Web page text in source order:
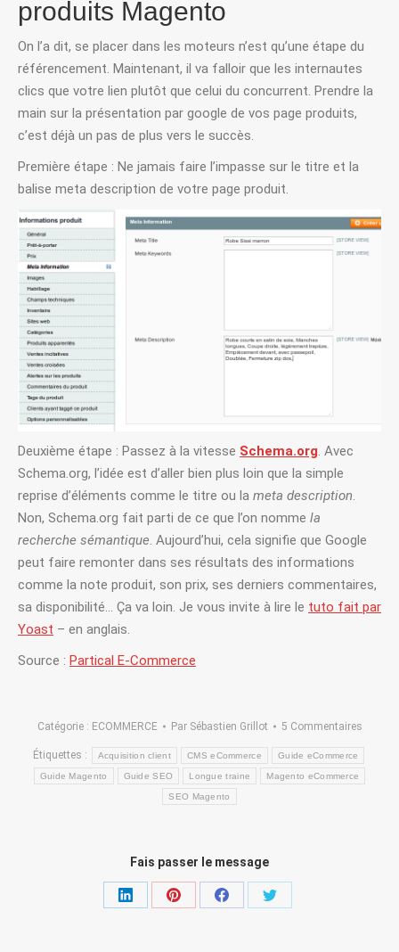
produits Magento
On l’a dit, se placer dans les moteurs n’est qu’une étape du
référencement. Maintenant, il va falloir que les internautes
clics que votre lien plutôt que celui du concurrent. Prendre la
main sur la présentation par google de vos page produits,
c’est déjà un pas de plus vers le succès.
Première étape : Ne jamais faire l’impasse sur le titre et la
balise meta description de votre page produit.
Deuxième étape : Passez à la vitesse Schema.org. Avec
Schema.org, l’idée est d’aller bien plus loin que la simple
reprise d’éléments comme le titre ou la meta description.
Non, Schema.org fait parti de ce que l’on nomme la
recherche sémantique. Aujourd’hui, cela signifie que Google
peut faire remonter dans ses résultats des informations
comme la note produit, son prix, ses derniers commentaires,
sa disponibilité… Ça va loin. Je vous invite à lire le tuto fait par
Yoast – en anglais.
Source : Partical E-Commerce
Catégorie : ECOMMERCE Par Sébastien Grillot 5 Commentaires
Étiquettes : Acquisition client CMS eCommerce Guide eCommerce
Guide Magento Guide SEO Longue traine Magento eCommerce
SEO Magento
Fais passer le message
PartagerPartagerPartagerPartager